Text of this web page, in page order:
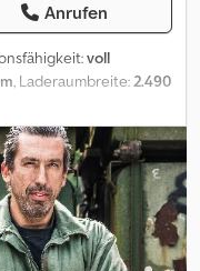
Anrufen
voll
, Laderaumbreite:2.490
Daten
kg Nutzlast: 13.440
580 cm
80 cm Länge von
Länge: 734 cm